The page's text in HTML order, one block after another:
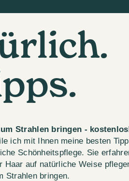
Strahlen bringen -
ich mit Ihnen meine besten
Schönheitspflege. Sie
Haar auf natürliche Weise
Strahlen bringen.